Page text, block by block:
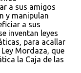
a sus amigos
y manipulan
a sus
inventan leyes
para acallar
Mordaza, que
la Caja de las